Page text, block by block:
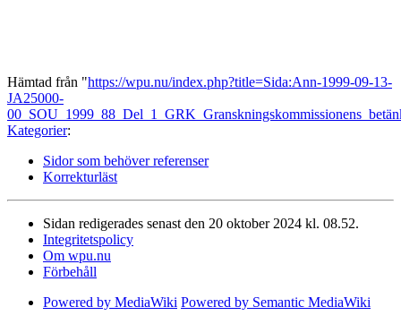
Hämtad från "https://wpu.nu/index.php?title=Sida:Ann-1999-09-13-
JA25000-
Kategorier:
Sidor som behöver referenser
Korrekturläst
Sidan redigerades senast den 20 oktober 2024 kl. 08.52.
Integritetspolicy
Om wpu.nu
Förbehåll
Powered by MediaWiki Powered by Semantic MediaWiki